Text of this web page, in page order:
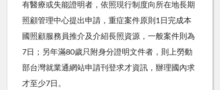
有醫療或失能證明者，依照現行制度向所在地長期
照顧管理中心提出申請，重症案件原則 1 日完成本
國照顧服務員推介及介紹長照資源，一般案件則為
7日；另年滿80歲只附身分證明文件者，則上勞動
部台灣就業通網站申請刊登求才資訊，辦理國內求
才至少7日。